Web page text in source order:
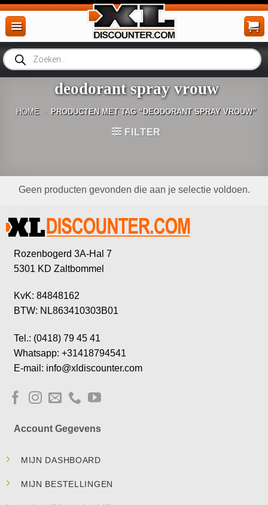
Ga
naar
inhoud
Producten
zoeken
deodorant spray vrouw
HOME - PRODUCTEN MET TAG “DEODORANT SPRAY VROUW”
FILTER
Geen producten gevonden die aan je selectie voldoen.
Rozenbogerd 3A-Hal 7
5301 KD Zaltbommel
KvK: 84848162
BTW: NL863410303B01
Tel.: (0418) 79 45 41
Whatsapp: +31418794541
E-mail: info@xldiscounter.com
Account Gegevens
MIJN DASHBOARD
MIJN BESTELLINGEN